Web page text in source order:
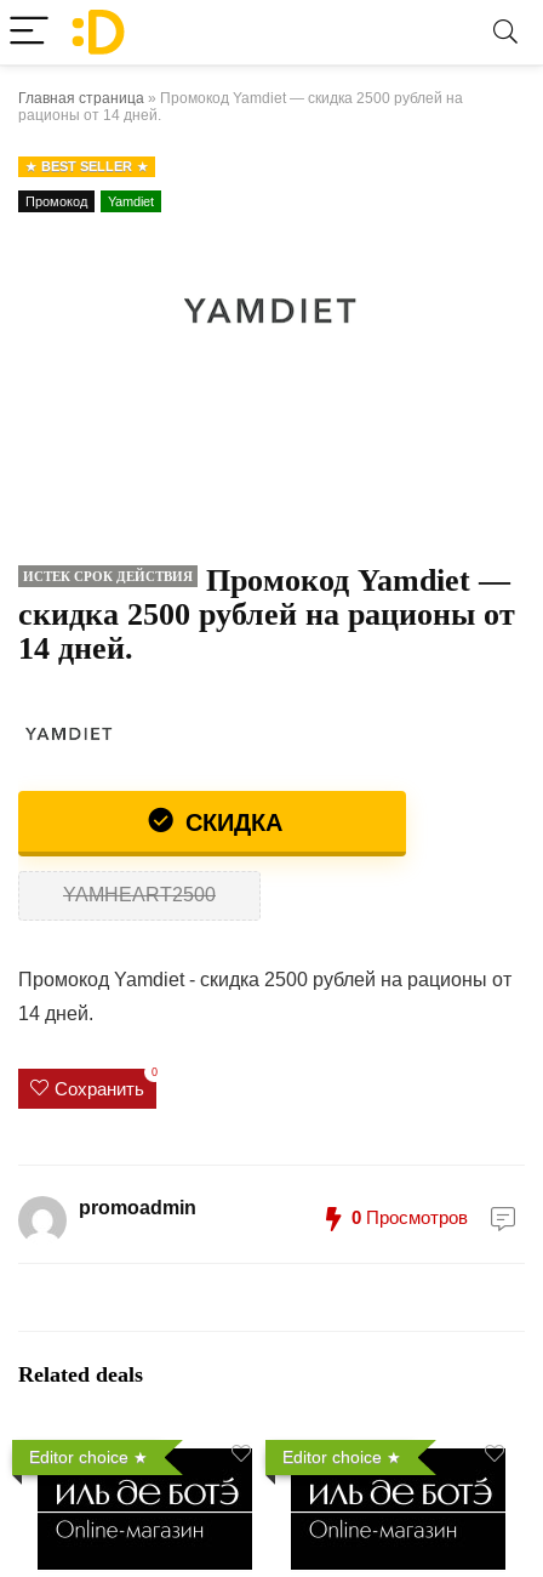
Главная страница » Промокод Yamdiet — скидка 2500 рублей на
рационы от 14 дней.
BEST SELLER
Промокод Yamdiet
ИСТЕК СРОК ДЕЙСТВИЯ
Промокод Yamdiet —
скидка 2500 рублей на рационы от
14 дней.
СКИДКА
YAMHEART2500
Промокод Yamdiet - скидка 2500 рублей на рационы от
14 дней.
Сохранить
0
promoadmin 0 Просмотров
Related deals
Editor choice Editor choice